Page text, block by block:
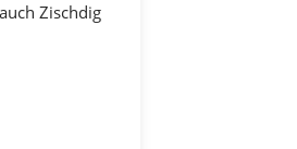
Zischdig